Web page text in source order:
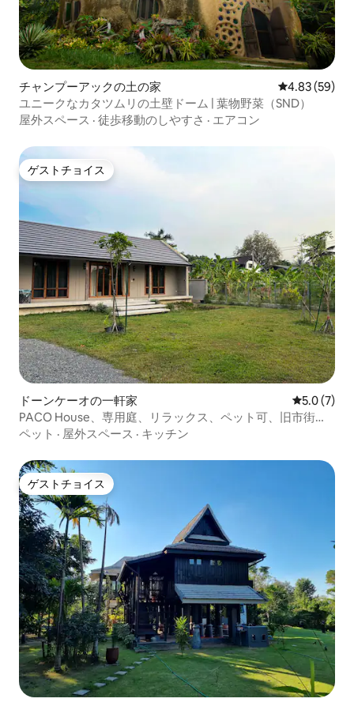
チャンプーアックの土の家 レビュー59
4.83 (59)
ユニークなカタツムリの土壁ドーム | 葉物野菜（SND）
屋外スペース · 徒歩移動のしやすさ · エアコン
ゲストチョイス
ゲストチョイス
ドーンケーオの一軒家 レビュー7
5.0 (7)
PACO House、専用庭、リラックス、ペット可、旧市街ま
で5分
ペット · 屋外スペース · キッチン
ゲストチョイス
ゲストチョイス